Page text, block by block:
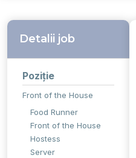
Detalii job
Poziție
Front of the House
Food Runner
Front of the House
Hostess
Server